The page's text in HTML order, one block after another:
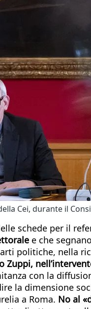
Cei, durante il
schede per il
e che
politiche, nella
Zuppi,
con la
la dimensione
a Roma. No al